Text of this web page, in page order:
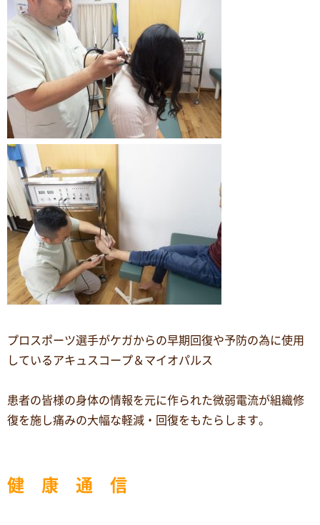
プロスポーツ選手がケガからの早期回復や予防の為に使用
しているアキュスコープ＆マイオパルス
患者の皆様の身体の情報を元に作られた微弱電流が組織修
復を施し痛みの大幅な軽減・回復をもたらします。
健 康 通 信